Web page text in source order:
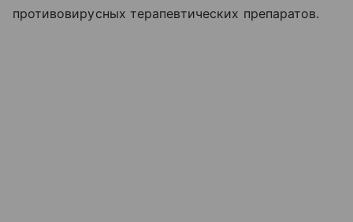
противовирусных терапевтических препаратов.